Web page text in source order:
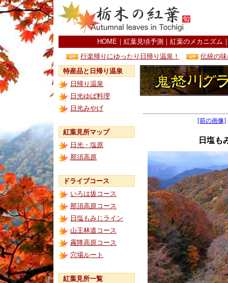
HOME ｜ 紅葉見頃予測 ｜ 紅葉のメカニズム
行楽帰りにゆったり日帰り温泉！
伝統の
特産品と日帰り温泉
日帰り温泉
日光ゆば料理
日光みやげ
紅葉見所マップ
日光・塩原
那須高原
ドライブコース
いろは坂コース
那須高原コース
日塩もみじライン
山王林道コース
霧降高原コース
穴場ルート
紅葉見所一覧
[前の画像]
日塩も